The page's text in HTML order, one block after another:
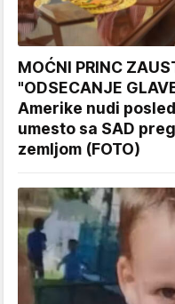
MOĆNI PRINC
"ODSECANJE
Amerike nudi
umesto sa SAD
zemljom (FOTO)